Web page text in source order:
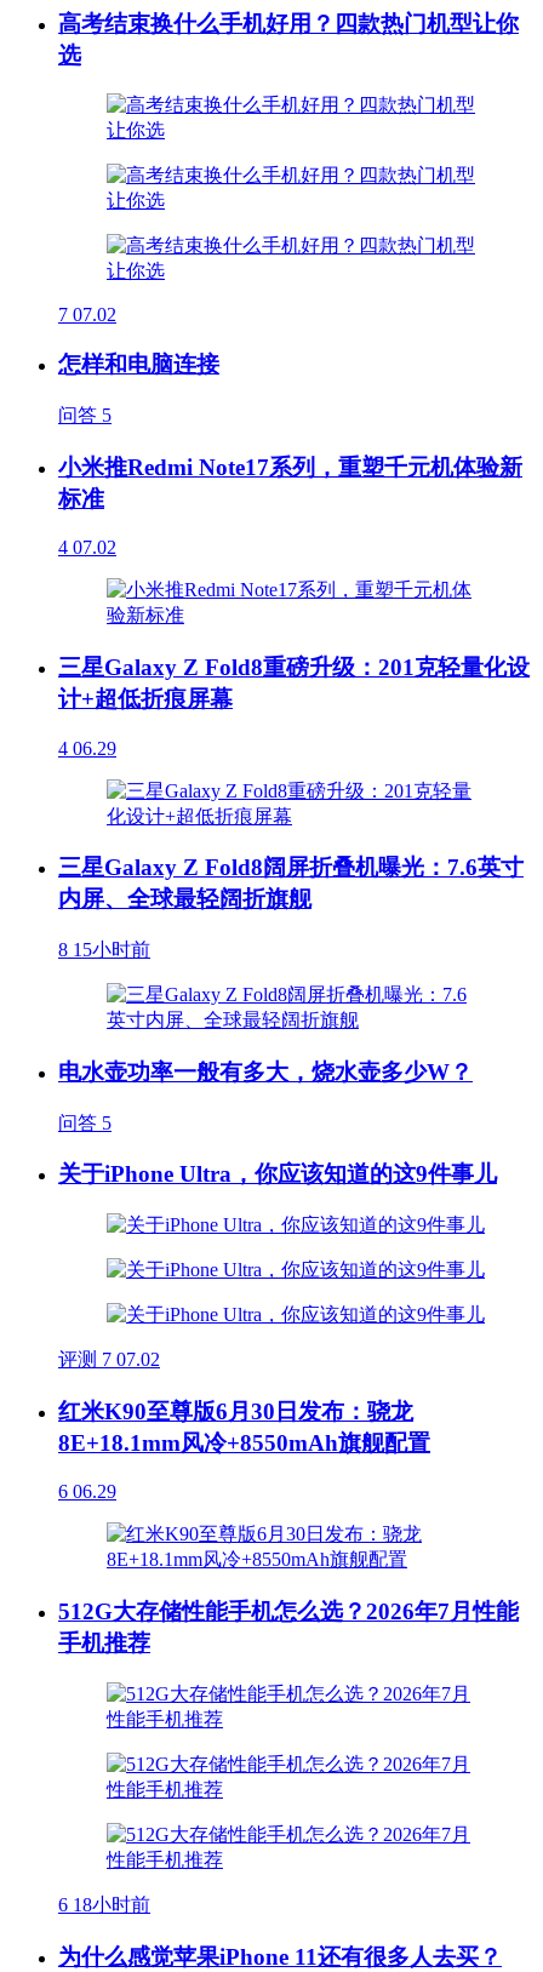
高考结束换什么手机好用？四款热门机型让你
选
7 07.02
怎样和电脑连接
问答 5
小米推Redmi Note17系列，重塑千元机体验新
标准
4 07.02
三星Galaxy Z Fold8重磅升级：201克轻量化设
计+超低折痕屏幕
4 06.29
三星Galaxy Z Fold8阔屏折叠机曝光：7.6英寸
内屏、全球最轻阔折旗舰
8 15小时前
电水壶功率一般有多大，烧水壶多少W？
问答 5
关于iPhone Ultra，你应该知道的这9件事儿
评测 7 07.02
红米K90至尊版6月30日发布：骁龙
8E+18.1mm风冷+8550mAh旗舰配置
6 06.29
512G大存储性能手机怎么选？2026年7月性能
手机推荐
6 18小时前
为什么感觉苹果iPhone 11还有很多人去买？